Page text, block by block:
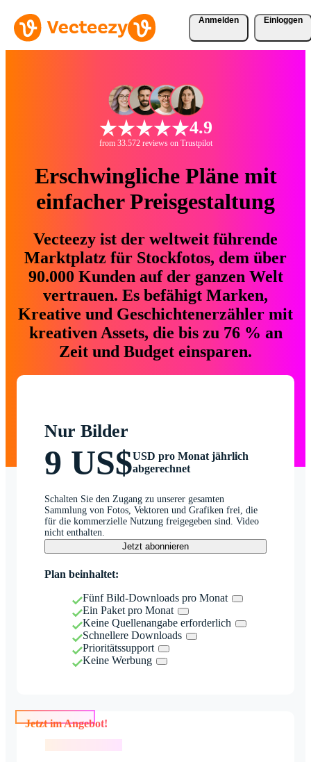
Anmelden Einloggen
4.9
from 33.572 reviews on Trustpilot
Erschwingliche Pläne mit
einfacher Preisgestaltung
Vecteezy ist der weltweit führende
Marktplatz für Stockfotos, dem über
90.000 Kunden auf der ganzen Welt
vertrauen. Es befähigt Marken,
Kreative und Geschichtenerzähler mit
kreativen Assets, die bis zu 76 % an
Zeit und Budget einsparen.
Nur Bilder
9 US$USD pro Monat jährlich
abgerechnet
Schalten Sie den Zugang zu unserer gesamten
Sammlung von Fotos, Vektoren und Grafiken frei, die
für die kommerzielle Nutzung freigegeben sind. Video
nicht enthalten.
Jetzt abonnieren
Plan beinhaltet:
Fünf Bild-Downloads pro Monat
Ein Paket pro Monat
Keine Quellenangabe erforderlich
Schnellere Downloads
Prioritätssupport
Keine Werbung
Jetzt im Angebot!